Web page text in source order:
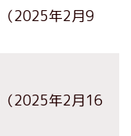
（2025年2月9
（2025年2月16